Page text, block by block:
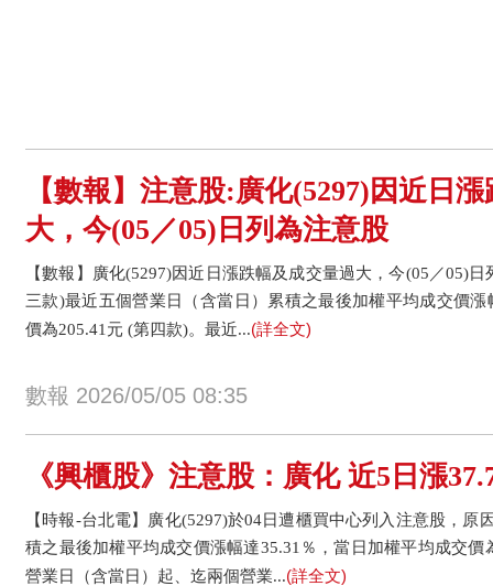
【數報】注意股:廣化(5297)因近日
大，今(05／05)日列為注意股
【數報】廣化(5297)因近日漲跌幅及成交量過大，今(05／05)
三款)最近五個營業日（含當日）累積之最後加權平均成交價
價為205.41元 (第四款)。最近...(詳全文)
數報 2026/05/05 08:35
《興櫃股》注意股：廣化 近5日漲
【時報-台北電】廣化(5297)於04日遭櫃買中心列入注意股，原
積之最後加權平均成交價漲幅達35.31％，當日加權平均成交價
營業日（含當日）起、迄兩個營業...(詳全文)